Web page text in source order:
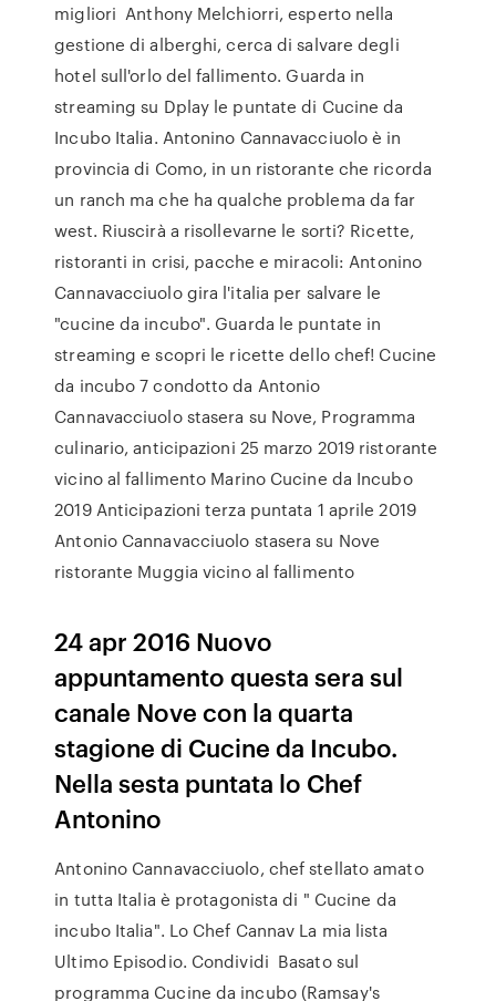
migliori Anthony Melchiorri, esperto nella
gestione di alberghi, cerca di salvare degli
hotel sull'orlo del fallimento. Guarda in
streaming su Dplay le puntate di Cucine da
Incubo Italia. Antonino Cannavacciuolo è in
provincia di Como, in un ristorante che ricorda
un ranch ma che ha qualche problema da far
west. Riuscirà a risollevarne le sorti? Ricette,
ristoranti in crisi, pacche e miracoli: Antonino
Cannavacciuolo gira l'italia per salvare le
"cucine da incubo". Guarda le puntate in
streaming e scopri le ricette dello chef! Cucine
da incubo 7 condotto da Antonio
Cannavacciuolo stasera su Nove, Programma
culinario, anticipazioni 25 marzo 2019 ristorante
vicino al fallimento Marino Cucine da Incubo
2019 Anticipazioni terza puntata 1 aprile 2019
Antonio Cannavacciuolo stasera su Nove
ristorante Muggia vicino al fallimento
24 apr 2016 Nuovo
appuntamento questa sera sul
canale Nove con la quarta
stagione di Cucine da Incubo.
Nella sesta puntata lo Chef
Antonino
Antonino Cannavacciuolo, chef stellato amato
in tutta Italia è protagonista di " Cucine da
incubo Italia". Lo Chef Cannav La mia lista
Ultimo Episodio. Condividi Basato sul
programma Cucine da incubo (Ramsay's